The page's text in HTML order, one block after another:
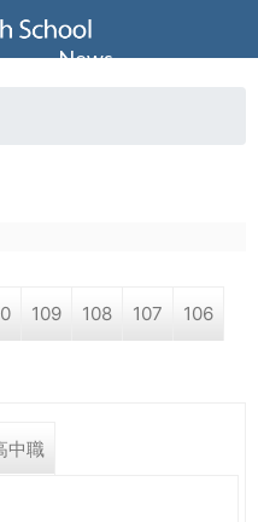
109 108 107 106
中職
News